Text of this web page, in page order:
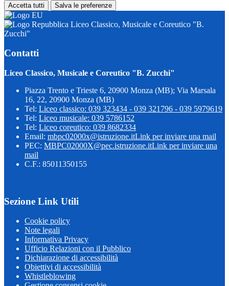
Accetta tutti Salva le preferenze
Liceo Classico, Musicale e Coreutico "B.
Zucchi"
Contatti
Liceo Classico, Musicale e Coreutico "B. Zucchi"
Piazza Trento e Trieste 6, 20900 Monza (MB); Via Marsala
16, 22, 20900 Monza (MB)
Tel: Liceo classico: 039 323434 - 039 321796 - 039 5979619
Tel: Liceo musicale: 039 5786152
Tel: Liceo coreutico: 039 8682334
Email: mbpc02000x@istruzione.itLink per inviare una mail
PEC: MBPC02000X@pec.istruzione.itLink per inviare una
mail
C.F.: 85011350155
Sezione Link Utili
Cookie policy
Note legali
Informativa Privacy
Ufficio Relazioni con il Pubblico
Dichiarazione di accessibilità
Obiettivi di accessibilità
Whistleblowing